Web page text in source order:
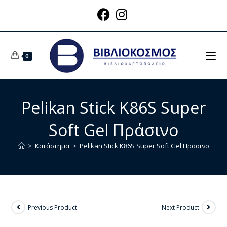
0
Pelikan Stick K86S Super
Soft Gel Πράσινο
> Κατάστημα > Pelikan Stick K86S Super Soft Gel Πράσινο
Previous Product Next Product